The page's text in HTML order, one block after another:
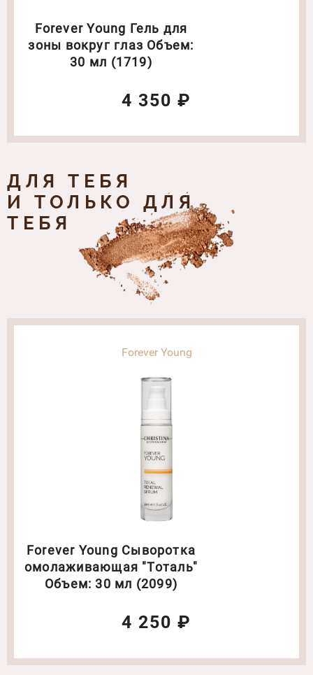
Forever Young Гель для
зоны вокруг глаз Объем:
30 мл (1719)
4 350 ₽
ДЛЯ ТЕБЯ
И ТОЛЬКО ДЛЯ
ТЕБЯ
Forever Young
Forever Young Сыворотка
омолаживающая "Тоталь"
Объем: 30 мл (2099)
4 250 ₽